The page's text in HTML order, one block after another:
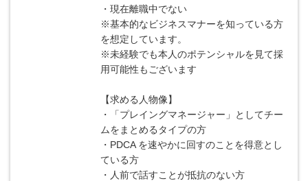
・現在離職中でない
※基本的なビジネスマナーを知っている方
を想定しています。
※未経験でも本人のポテンシャルを見て採
用可能性もございます
【求める人物像】
・「プレイングマネージャー」としてチー
ムをまとめるタイプの方
・PDCA を速やかに回すのことを得意とし
ている方
・人前で話すことが抵抗のない方